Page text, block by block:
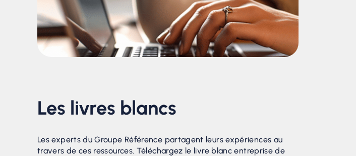
Les livres blancs
Les experts du Groupe Référence partagent leurs expériences au
travers de ces ressources. Téléchargez le livre blanc entreprise de